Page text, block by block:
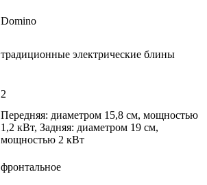
Domino
традиционные электрические блины
2
Передняя: диаметром 15,8 см, мощностью
1,2 кВт, Задняя: диаметром 19 см,
мощностью 2 кВт
фронтальное